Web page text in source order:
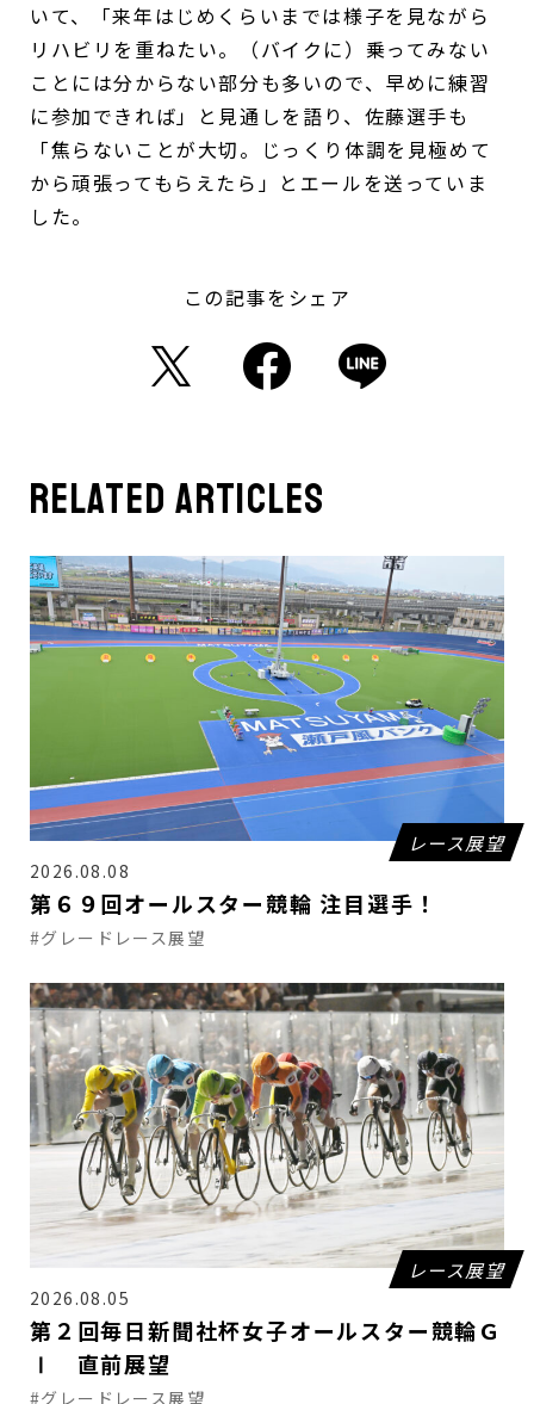
いて、「来年はじめくらいまでは様子を見ながら
リハビリを重ねたい。（バイクに）乗ってみない
ことには分からない部分も多いので、早めに練習
に参加できれば」と見通しを語り、佐藤選手も
「焦らないことが大切。じっくり体調を見極めて
から頑張ってもらえたら」とエールを送っていま
した。
この記事をシェア
related articles
レース展望
2026.08.08
第６９回オールスター競輪 注目選手！
#グレードレース展望
レース展望
2026.08.05
第２回毎日新聞社杯女子オールスター競輪Ｇ
Ⅰ 直前展望
#グレードレース展望